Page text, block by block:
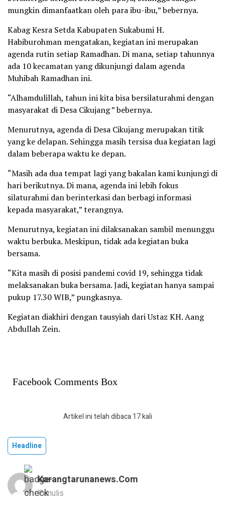
mungkin dimanfaatkan oleh para ibu-ibu,” bebernya.
Kabag Kesra Setda Kabupaten Sukabumi H.
Habiburohman mengatakan, kegiatan ini merupakan
agenda rutin setiap Ramadhan. Di mana, setiap tahunnya
ada 10 kecamatan yang dikunjungi dalam agenda
Muhibah Ramadhan ini.
“Alhamdulillah, tahun ini kita bisa bersilaturahmi dengan
masyarakat di Desa Cikujang ” bebernya.
Menurutnya, agenda di Desa Cikujang merupakan titik
yang ke delapan. Sehingga masih tersisa dua kegiatan lagi
dalam beberapa waktu ke depan.
“Masih ada dua tempat lagi yang bakalan kami kunjungi di
hari berikutnya. Di mana, agenda ini lebih fokus
silaturahmi dan berinterkasi dan berbagi informasi
kepada masyarakat,” terangnya.
Menurutnya, kegiatan ini dilaksanakan sambil menunggu
waktu berbuka. Meskipun, tidak ada kegiatan buka
bersama.
“Kita masih di posisi pandemi covid 19, sehingga tidak
melaksanakan buka bersama. Jadi, kegiatan hanya sampai
pukup 17.30 WIB,” pungkasnya.
Kegiatan diakhiri dengan tausyiah dari Ustaz KH. Aang
Abdullah Zein.
Facebook Comments Box
Artikel ini telah dibaca 17 kali
Headline
Karangtarunanews.com
Penulis